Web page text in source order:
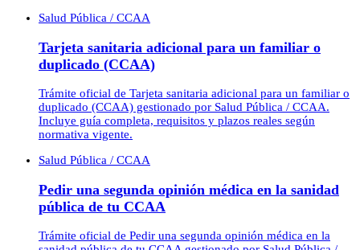
Salud Pública / CCAA
Tarjeta sanitaria adicional para un familiar o
duplicado (CCAA)
Trámite oficial de Tarjeta sanitaria adicional para un familiar o
duplicado (CCAA) gestionado por Salud Pública / CCAA.
Incluye guía completa, requisitos y plazos reales según
normativa vigente.
Salud Pública / CCAA
Pedir una segunda opinión médica en la sanidad
pública de tu CCAA
Trámite oficial de Pedir una segunda opinión médica en la